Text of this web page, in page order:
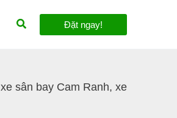
Tìm
Đặt ngay!
xe sân bay Cam Ranh, xe